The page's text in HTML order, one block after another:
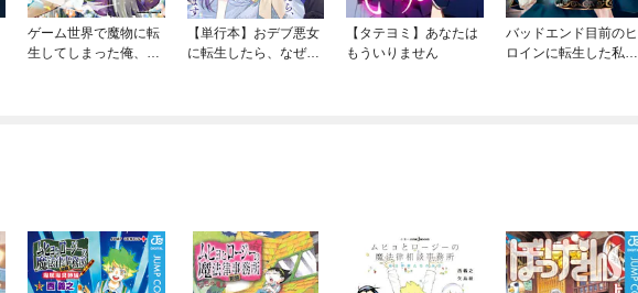
ゲーム世界で魔物に転
生してしまった俺、前
【単行本】おデブ悪女
に転生したら、なぜか
【タテヨミ】あなたは
もういりません
バッドエンド目前のヒ
ロインに転生した私、